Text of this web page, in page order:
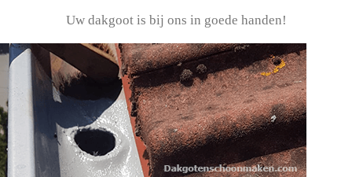
Uw dakgoot is bij ons in goede handen!